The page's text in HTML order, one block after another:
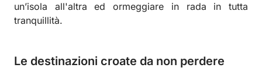
un’isola all'altra ed ormeggiare in rada in tutta
tranquillità.
Le destinazioni croate da non perdere